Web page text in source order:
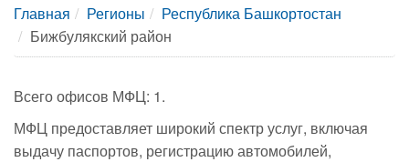
Главная Регионы
Республика Башкортостан
Бижбулякский район
Всего офисов МФЦ: 1.
МФЦ предоставляет широкий спектр услуг, включая
выдачу паспортов, регистрацию автомобилей,